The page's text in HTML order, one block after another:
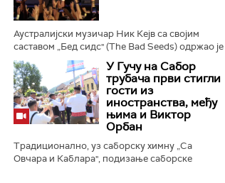
Аустралијски музичар Ник Кејв са својим
саставом „Бед сидс" (The Bad Seeds) одржао је
концерт на простору Доњег града Београдске
тврђаве, у оквиру европске...У Гучу на Сабор
трубача први стигли
гости из
иностранства, међу
њима и Виктор
Орбан
Традиционално, уз саборску химну „Са
Овчара и Каблара", подизање саборске